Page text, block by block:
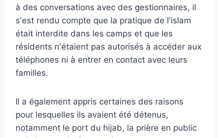
à des conversations avec des gestionnaires, il
s'est rendu compte que la pratique de l'islam
était interdite dans les camps et que les
résidents n'étaient pas autorisés à accéder aux
téléphones ni à entrer en contact avec leurs
familles.
Il a également appris certaines des raisons
pour lesquelles ils avaient été détenus,
notamment le port du hijab, la prière en public